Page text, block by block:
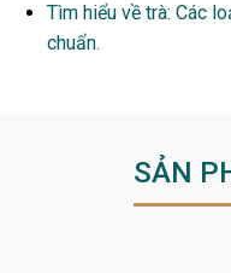
Tìm hiểu về trà: Các
chuẩn.
SẢN